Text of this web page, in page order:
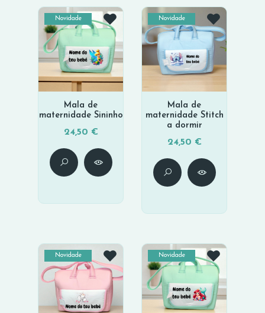
Novidade
Mala de
maternidade Sininho
24,50 €
Novidade
Mala de
maternidade Stitch
a dormir
24,50 €
Novidade Novidade